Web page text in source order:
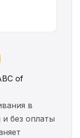
of
в
без оплаты